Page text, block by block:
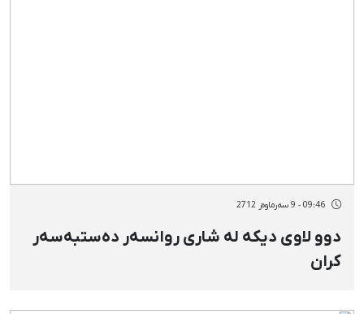
09:46 - 9 سەرماوەز 2712
دوو لاوی دیكە لە شاری روانسەر دەستبەسەر
كران